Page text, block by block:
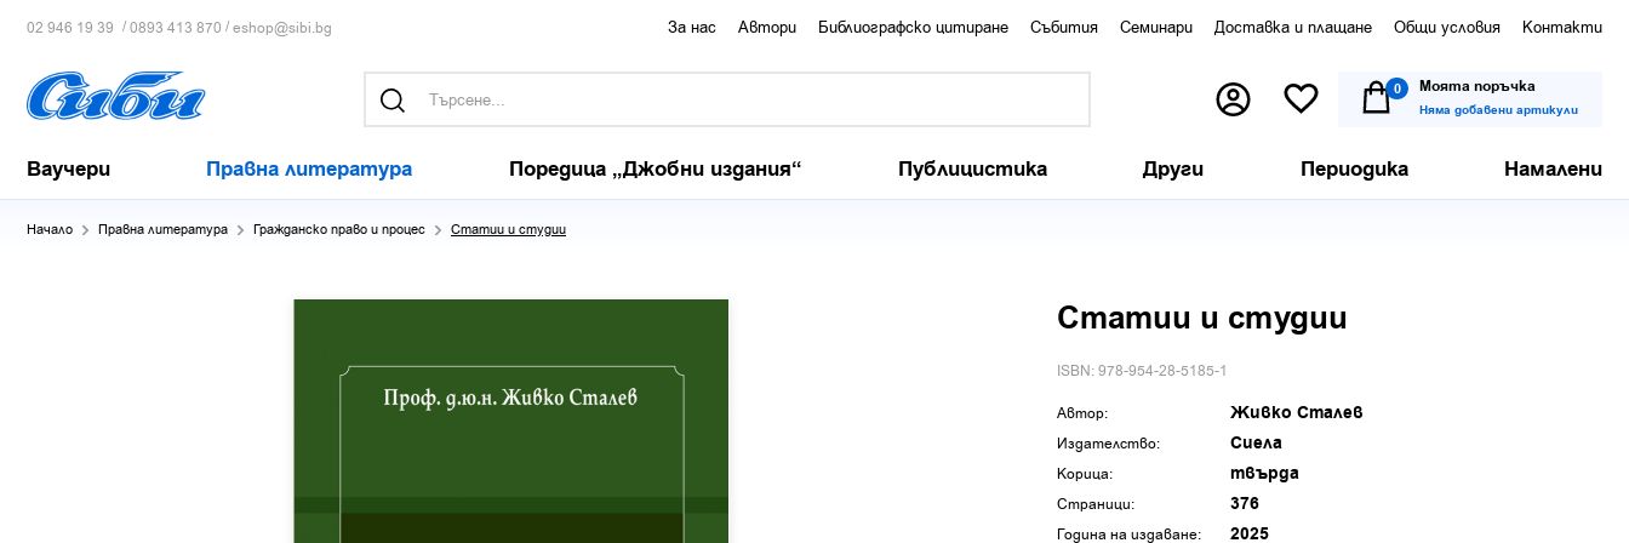
02 946 19 39 /0893 413 870 /eshop@sibi.bg За нас Автори Библиографско цитиране Събития Семинари Доставка и плащане Общи условия Контакти
0 Моята поръчка
Няма добавени артикули
Ваучери Правна литература Поредица „Джобни издания“ Публицистика Други Периодика Намалени
Начало Правна литература Гражданско право и процес Статии и студии
Статии и студии
ISBN: 978-954-28-5185-1
Автор: Живко Сталев
Издателство: Сиела
Корица: твърда
Страници: 376
Година на издаване: 2025